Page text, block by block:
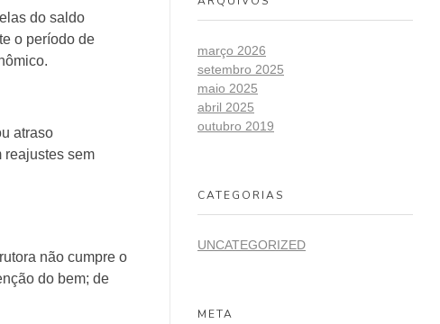
do saldo
o período de
atraso
reajustes sem
não cumpre o
do bem; de
março 2026
setembro 2025
maio 2025
abril 2025
outubro 2019
CATEGORIAS
UNCATEGORIZED
META